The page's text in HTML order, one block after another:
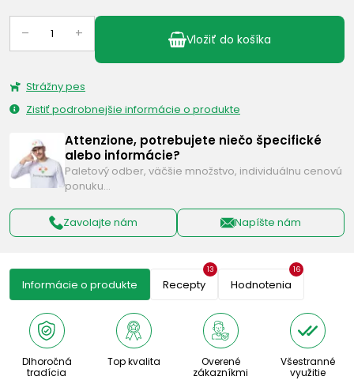
– + Vložiť do košíka
Strážny pes
Zistiť podrobnejšie informácie o produkte
Attenzione, potrebujete niečo špecifické
alebo informácie?
Paletový odber, väčšie množstvo, individuálnu cenovú
ponuku…
Zavolajte nám Napíšte nám
Informácie o produkte Recepty
13
Hodnotenia
16
Dlhoročná
tradícia
Top kvalita
Overené
zákazníkmi
Všestranné
využitie